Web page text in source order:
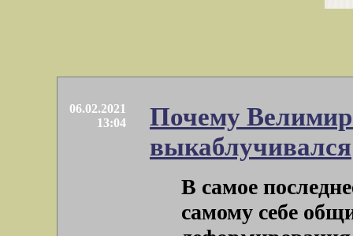
06.02.2021
13:04
Почему
выкаблучивался
В самое
самому себе